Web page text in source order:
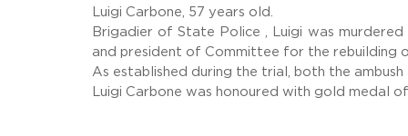
Luigi Carbone, 57 years old.
Brigadier of State Police , Luigi was
and president of Committee for the rebuilding
As established during the trial, both the
Luigi Carbone was honoured with gold medal